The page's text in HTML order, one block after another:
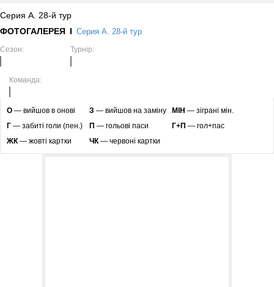
Серия А. 28-й тур
ФОТОГАЛЕРЕЯ
Серия А. 28-й тур
Сезон: Турнір:
Команда:
O — вийшов в онові З — вийшов на заміну МІН — зіграні мін.
Г — забиті голи (пен.) П — гольові паси Г+П — гол+пас
ЖК— жовті картки ЧК— червоні картки